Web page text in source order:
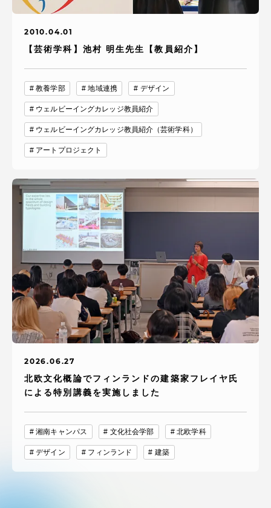
2010.04.01
【芸術学科】池村 明生先生【教員紹介】
教養学部 地域連携 デザイン
ウェルビーイングカレッジ教員紹介
ウェルビーイングカレッジ教員紹介（芸術学科）
アートプロジェクト
2026.06.27
北欧文化概論でフィンランドの建築家フレイヤ氏
による特別講義を実施しました
湘南キャンパス 文化社会学部 北欧学科
デザイン フィンランド 建築